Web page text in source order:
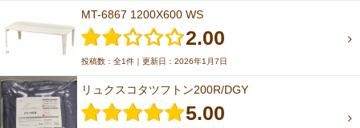
MT-6867 1200X600 WS
2.00
投稿数：全1件｜更新日：2026年1月7日
リュクスコタツフトン200R/DGY
5.00